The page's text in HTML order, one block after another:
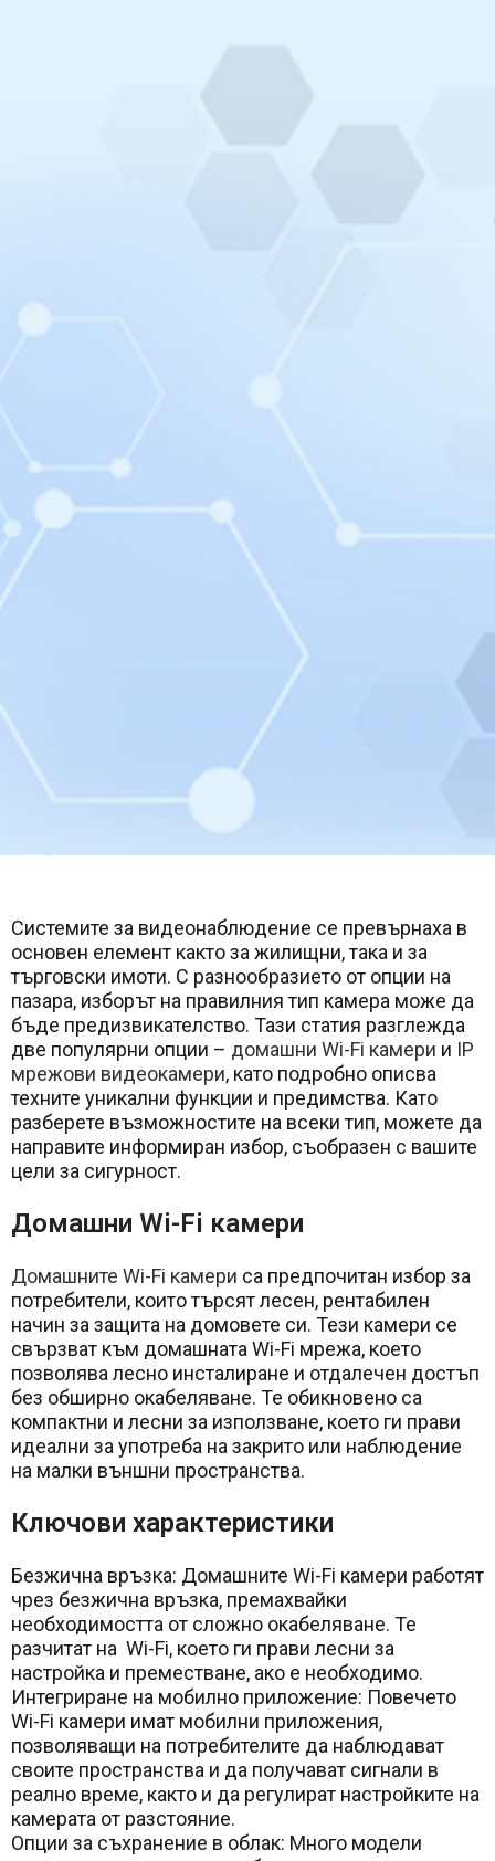
Системите за видеонаблюдение се превърнаха в
основен елемент както за жилищни, така и за
търговски имоти. С разнообразието от опции на
пазара, изборът на правилния тип камера може да
бъде предизвикателство. Тази статия разглежда
две популярни опции – домашни Wi-Fi камери и IP
мрежови видеокамери, като подробно описва
техните уникални функции и предимства. Като
разберете възможностите на всеки тип, можете да
направите информиран избор, съобразен с вашите
цели за сигурност.
Домашни Wi-Fi камери
Домашните Wi-Fi камери са предпочитан избор за
потребители, които търсят лесен, рентабилен
начин за защита на домовете си. Тези камери се
свързват към домашната Wi-Fi мрежа, което
позволява лесно инсталиране и отдалечен достъп
без обширно окабеляване. Те обикновено са
компактни и лесни за използване, което ги прави
идеални за употреба на закрито или наблюдение
на малки външни пространства.
Ключови характеристики
Безжична връзка: Домашните Wi-Fi камери работят
чрез безжична връзка, премахвайки
необходимостта от сложно окабеляване. Те
разчитат на Wi-Fi, което ги прави лесни за
настройка и преместване, ако е необходимо.
Интегриране на мобилно приложение: Повечето
Wi-Fi камери имат мобилни приложения,
позволяващи на потребителите да наблюдават
своите пространства и да получават сигнали в
реално време, както и да регулират настройките на
камерата от разстояние.
Опции за съхранение в облак: Много модели